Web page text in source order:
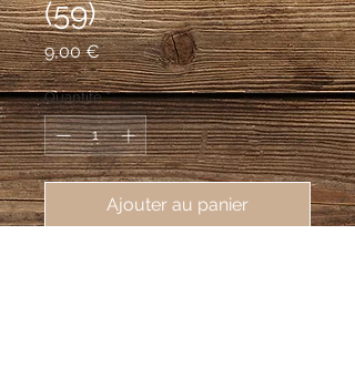
(59)
9,00 €Prix
Quantité *
Ajouter au panier